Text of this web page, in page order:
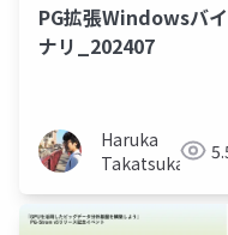
PG拡張Windowsバイ
ナリ_202407
Haruka
Takatsuka